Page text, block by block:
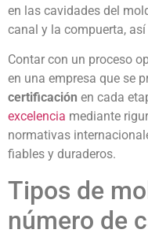
en las cavidades del
canal y la compuerta,
Contar con un proceso
en una empresa que se
certificación en cada
excelencia mediante
normativas
fiables y duraderos.
Tipos de
número de